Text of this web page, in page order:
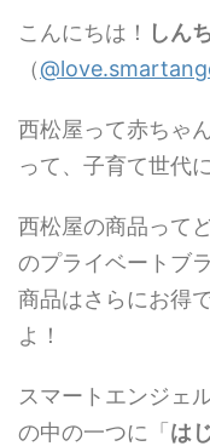
こんにちは！ しん
（
西松屋って赤ちゃ
って、子育て世代
西松屋の商品って
のプライベートブ
商品はさらにお得
よ！
スマートエンジェ
の中の一つに「は